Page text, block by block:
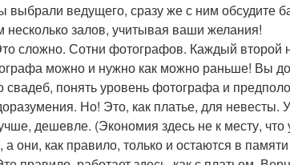
выбрали ведущего, сразу же с ним обсудите
несколько залов, учитывая ваши желания!
сложно. Сотни фотографов. Каждый второй
можно и нужно как можно раньше! Вы
понять уровень фотографа и
Но! Это, как платье, для
дешевле. (Экономия здесь не к месту, что
они, как правило, только и остаются в